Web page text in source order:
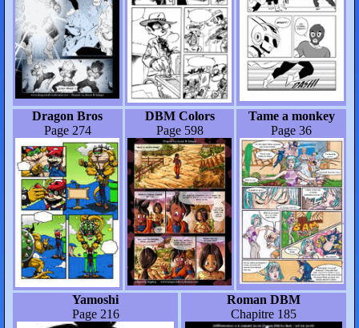
Dragon Bros
Page 274
DBM Colors
Page 598
Tame a monkey
Page 36
Yamoshi
Page 216
Roman DBM
Chapitre 185